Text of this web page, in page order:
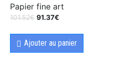
Papier fine art
101.52€ 91.37€
Ajouter au panier